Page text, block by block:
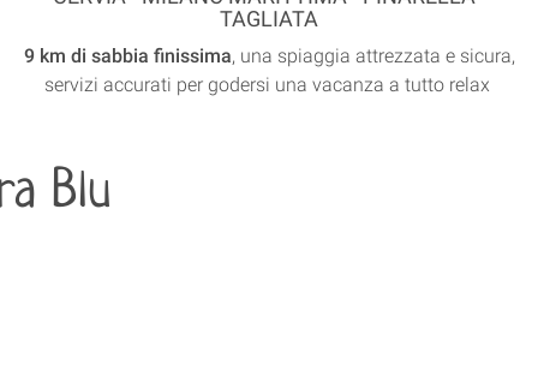
TAGLIATA
9 km di sabbia finissima, una spiaggia attrezzata e sicura,
servizi accurati per godersi una vacanza a tutto relax